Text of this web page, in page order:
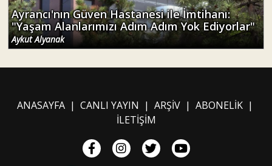
Ayrancı'nın Güven Hastanesi ile İmtihanı:
"Yaşam Alanlarımızı Adım Adım Yok Ediyorlar"
Aykut Alyanak
ANASAYFA| CANLI YAYIN | ARŞİV| ABONELİK|
İLETİŞİM